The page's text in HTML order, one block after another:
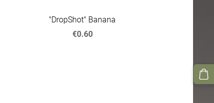
"DropShot" Banana
€0.60